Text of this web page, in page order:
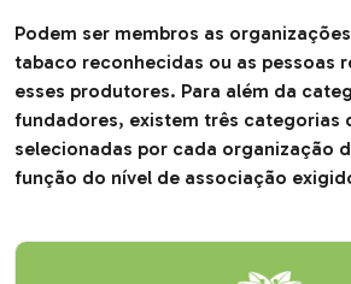
Podem ser membros as
tabaco reconhecidas ou as pessoas
esses produtores. Para além da
fundadores, existem três categorias
selecionadas por cada organização
função do nível de associação